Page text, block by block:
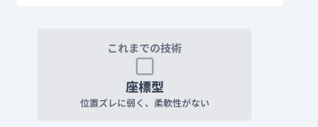
これまでの技術
座標型
位置ズレに弱く、 柔軟性がない